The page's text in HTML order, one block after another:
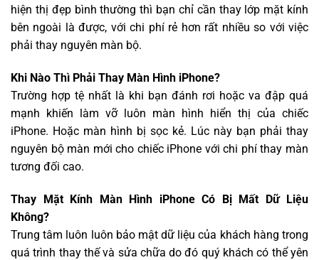
hiện thị đẹp bình thường thì bạn chỉ cần thay lớp mặt kính
bên ngoài là được, với chi phí rẻ hơn rất nhiều so với việc
phải thay nguyên màn bộ.
Khi Nào Thì Phải Thay Màn Hình iPhone?
Trường hợp tệ nhất là khi bạn đánh rơi hoặc va đập quá
mạnh khiến làm vỡ luôn màn hình hiển thị của chiếc
iPhone. Hoặc màn hình bị sọc kẻ. Lúc này bạn phải thay
nguyên bộ màn mới cho chiếc iPhone với chi phí thay màn
tương đối cao.
Thay Mặt Kính Màn Hình iPhone Có Bị Mất Dữ Liệu
Không?
Trung tâm luôn luôn bảo mật dữ liệu của khách hàng trong
quá trình thay thế và sửa chữa do đó quý khách có thể yên